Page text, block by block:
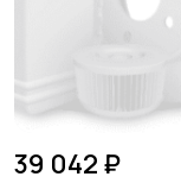
39 042 ₽